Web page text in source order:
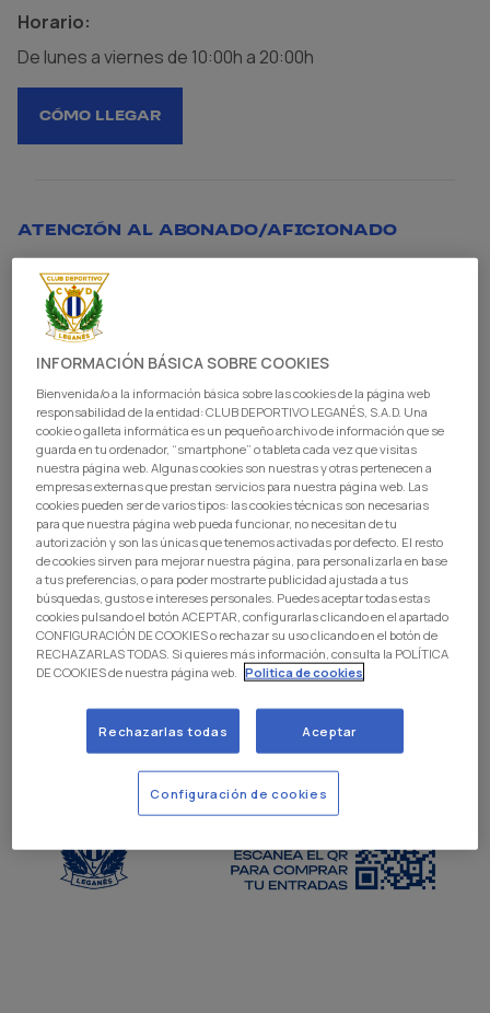
Horario:
De lunes a viernes de 10:00h a 20:00h
CÓMO LLEGAR
ATENCIÓN AL ABONADO/AFICIONADO
atencionalabonado@cdleganes.com
INFORMACIÓN BÁSICA SOBRE COOKIES
Bienvenida/o a la información básica sobre las cookies de la página web
responsabilidad de la entidad: CLUB DEPORTIVO LEGANÉS, S.A.D. Una
cookie o galleta informática es un pequeño archivo de información que se
guarda en tu ordenador, “smartphone” o tableta cada vez que visitas
nuestra página web. Algunas cookies son nuestras y otras pertenecen a
empresas externas que prestan servicios para nuestra página web. Las
cookies pueden ser de varios tipos: las cookies técnicas son necesarias
para que nuestra página web pueda funcionar, no necesitan de tu
autorización y son las únicas que tenemos activadas por defecto. El resto
de cookies sirven para mejorar nuestra página, para personalizarla en base
a tus preferencias, o para poder mostrarte publicidad ajustada a tus
búsquedas, gustos e intereses personales. Puedes aceptar todas estas
cookies pulsando el botón ACEPTAR, configurarlas clicando en el apartado
CONFIGURACIÓN DE COOKIES o rechazar su uso clicando en el botón de
RECHAZARLAS TODAS. Si quieres más información, consulta la POLÍTICA
DE COOKIES de nuestra página web.
Politica de cookies
Rechazarlas todas Aceptar
Configuración de cookies